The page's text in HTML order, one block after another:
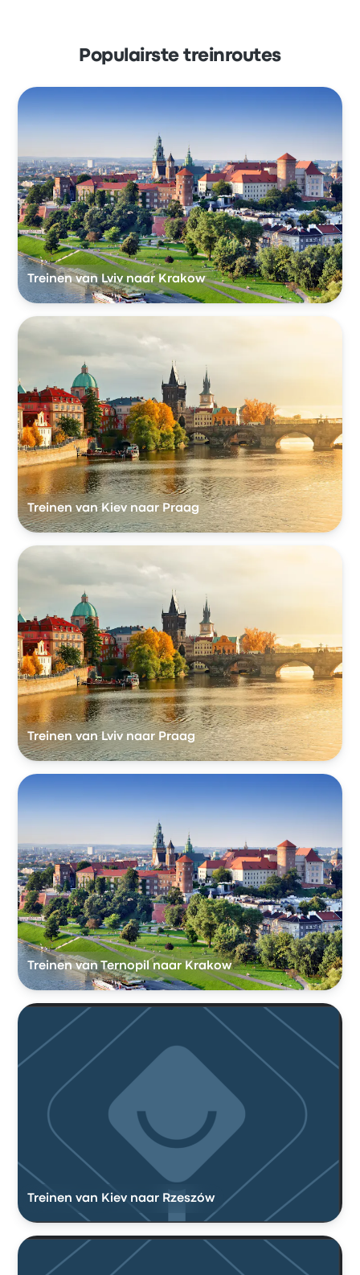
Populairste treinroutes
Treinen van Lviv naar Krakow
Treinen van Kiev naar Praag
Treinen van Lviv naar Praag
Treinen van Ternopil naar Krakow
Treinen van Kiev naar Rzeszów